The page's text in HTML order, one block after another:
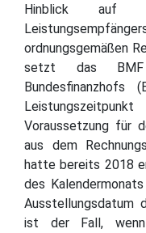
Hinblick auf
ordnungsgemäßen
setzt das BMF
Voraussetzung für
aus dem
hatte bereits 2018
des
Ausstellungsdatum
ist der Fall,